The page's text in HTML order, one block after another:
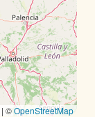
| ©OpenStreetMap